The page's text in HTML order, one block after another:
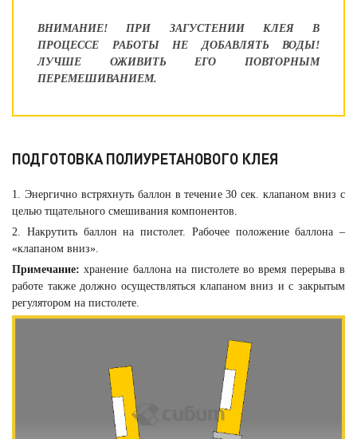
ВНИМАНИЕ! ПРИ ЗАГУСТЕНИИ КЛЕЯ В
ПРОЦЕССЕ РАБОТЫ НЕ ДОБАВЛЯТЬ ВОДЫ!
ЛУЧШЕ ОЖИВИТЬ ЕГО ПОВТОРНЫМ
ПЕРЕМЕШИВАНИЕМ.
ПОДГОТОВКА ПОЛИУРЕТАНОВОГО КЛЕЯ
1. Энергично встряхнуть баллон в течение 30 сек. клапаном вниз с
целью тщательного смешивания компонентов.
2. Накрутить баллон на пистолет. Рабочее положение баллона –
«клапаном вниз».
Примечание:хранение баллона на пистолете во время перерыва в
работе также должно осуществляться клапаном вниз и с закрытым
регулятором на пистолете.